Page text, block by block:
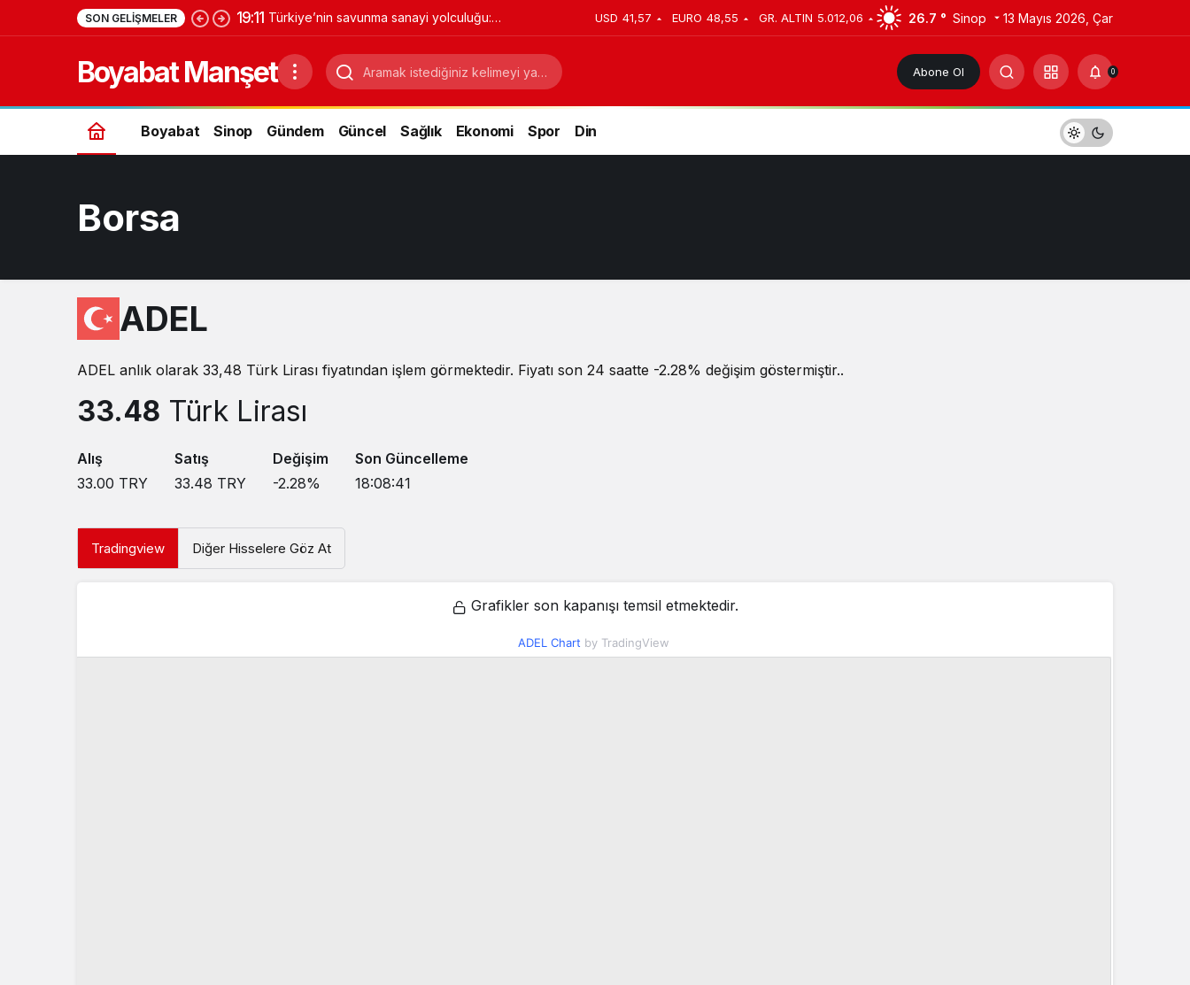
SON GELIŞMELER 19:11 Türkiye’nin savunma sanayi yolculuğu:
Yıldırımhan’a uzanan stratejik dönüşüm
USD 41,57 EURO 48,55 GR. ALTIN 5.012,06 26.7 ° Sinop 13 Mayıs 2026, Çar
Boyabat Manşet Abone Ol 0
Boyabat Sinop Gündem Güncel Sağlık Ekonomi Spor Din
Borsa
ADEL
ADEL anlık olarak 33,48 Türk Lirası fiyatından işlem görmektedir. Fiyatı son 24 saatte -2.28% değişim göstermiştir..
33.48 Türk Lirası
Alış
33.00 TRY
Satış
33.48 TRY
Değişim
-2.28%
Son Güncelleme
18:08:41
Tradingview Diğer Hisselere Göz At
Grafikler son kapanışı temsil etmektedir.
ADEL Chart by TradingView